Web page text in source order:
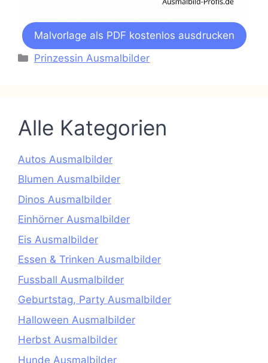
Malvorlage als PDF kostenlos ausdrucken
Kategorien
Prinzessin Ausmalbilder
Alle Kategorien
Autos Ausmalbilder
Blumen Ausmalbilder
Dinos Ausmalbilder
Einhörner Ausmalbilder
Eis Ausmalbilder
Essen & Trinken Ausmalbilder
Fussball Ausmalbilder
Geburtstag, Party Ausmalbilder
Halloween Ausmalbilder
Herbst Ausmalbilder
Hunde Ausmalbilder